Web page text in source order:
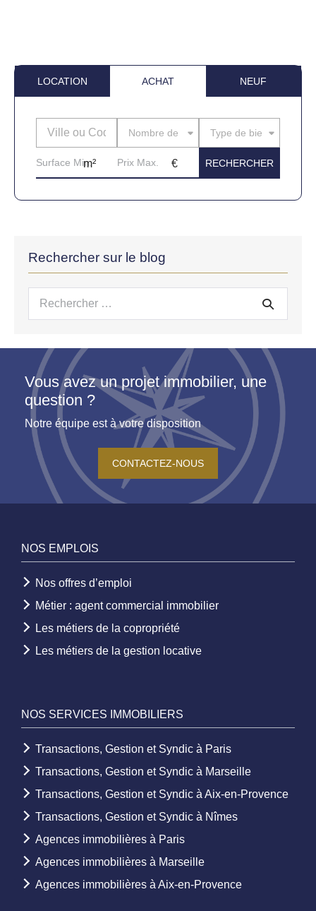
LOCATION ACHAT NEUF
Nombre de piècesType de bien
Rechercher sur le blog
Recherche
Vous avez un projet immobilier, une
question ?
Notre équipe est à votre disposition
CONTACTEZ-NOUS
NOS EMPLOIS
Nos offres d’emploi
Métier : agent commercial immobilier
Les métiers de la copropriété
Les métiers de la gestion locative
NOS SERVICES IMMOBILIERS
Transactions, Gestion et Syndic à Paris
Transactions, Gestion et Syndic à Marseille
Transactions, Gestion et Syndic à Aix-en-Provence
Transactions, Gestion et Syndic à Nîmes
Agences immobilières à Paris
Agences immobilières à Marseille
Agences immobilières à Aix-en-Provence